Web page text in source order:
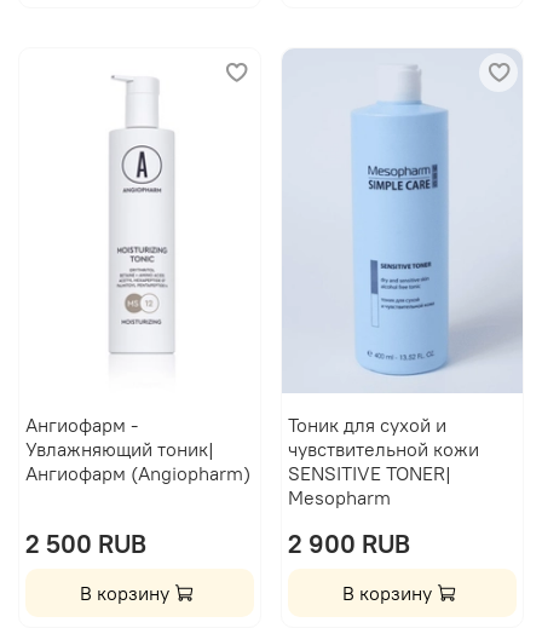
Ангиофарм -
Увлажняющий тоник|
Ангиофарм (Angiopharm)
2 500 RUB
В корзину
Тоник для сухой и
чувствительной кожи
SENSITIVE TONER|
Mesopharm
2 900 RUB
В корзину